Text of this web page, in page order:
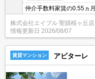
仲介手数料家賃の0.55ヵ
V受信可。追い焚き付き
株式会社エイブル 聖蹟桜ヶ丘店
情報更新日 2026/08/07
賃貸マンション アビターレ